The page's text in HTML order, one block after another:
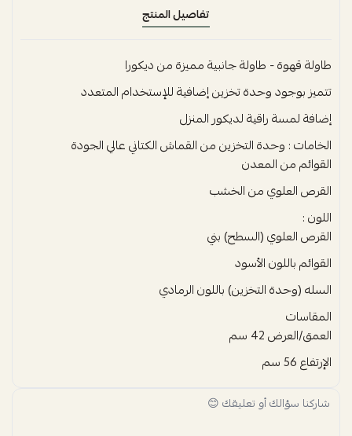
تفاصيل المنتج
طاولة قهوة - طاولة جانبية مميزة من ديكورا
تتميز بوجود وحدة تخزين إضافية للإستخدام المتعدد
إضافة لمسة راقية لديكور المنزل
الخامات : وحدة التخزين من القماش الكتاني عالي الجودة
القوائم من المعدن
القرص العلوي من الخشب
اللون :
القرص العلوي (السطح) بني
القوائم باللون الأسود
السله (وحدة التخزين) باللون الرمادي
المقاسات
العمق/العرض 42 سم
الإرتفاع 56 سم